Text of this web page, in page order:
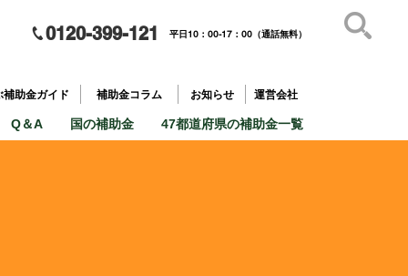
0120-399-121 平日10：00-17：00（通話無料）
助金ガイド 補助金コラム お知らせ 運営会社
Q＆A 国の補助金 47都道府県の補助金一覧